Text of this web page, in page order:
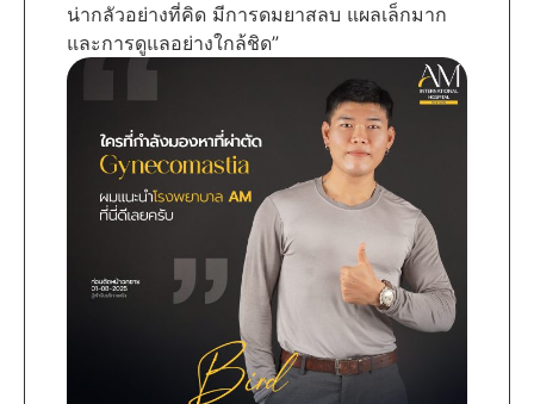
น่ากลัวอย่างที่คิด มีการดมยาสลบ แผลเล็กมาก
และการดูแลอย่างใกล้ชิด”